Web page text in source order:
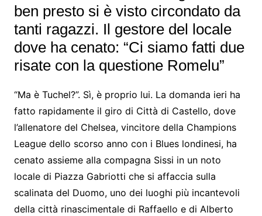
ben presto si è visto circondato da
tanti ragazzi. Il gestore del locale
dove ha cenato: “Ci siamo fatti due
risate con la questione Romelu”
“Ma è Tuchel?”. Sì, è proprio lui. La domanda ieri ha
fatto rapidamente il giro di Città di Castello, dove
l’allenatore del Chelsea, vincitore della Champions
League dello scorso anno con i Blues londinesi, ha
cenato assieme alla compagna Sissi in un noto
locale di Piazza Gabriotti che si affaccia sulla
scalinata del Duomo, uno dei luoghi più incantevoli
della città rinascimentale di Raffaello e di Alberto